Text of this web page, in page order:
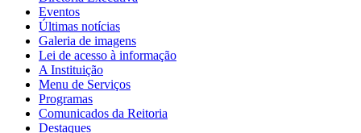
Eventos
Últimas notícias
Galeria de imagens
Lei de acesso à informação
A Instituição
Menu de Serviços
Programas
Comunicados da Reitoria
Destaques